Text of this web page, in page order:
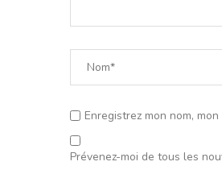
Enregistrez mon nom,
Prévenez-moi de tous les